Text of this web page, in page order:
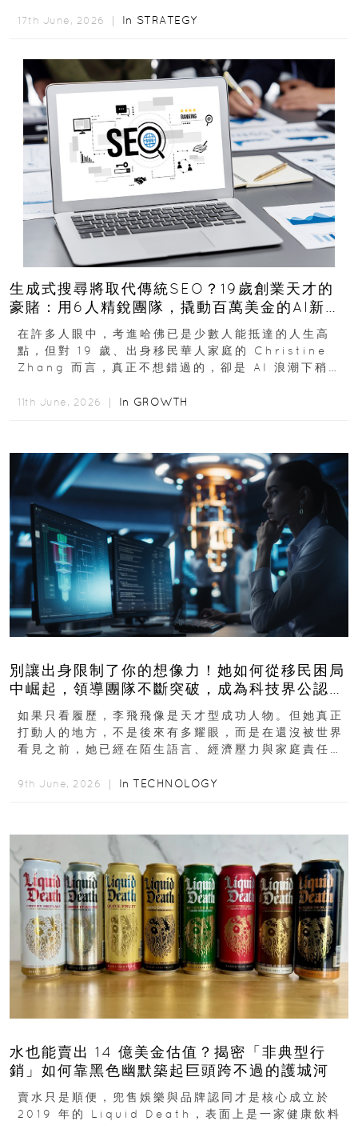
17th June, 2026 ｜ In STRATEGY
生成式搜尋將取代傳統SEO？19歲創業天才的
豪賭：用6人精銳團隊，撬動百萬美金的AI新商
機
在許多人眼中，考進哈佛已是少數人能抵達的人生高
點，但對 19 歲、出身移民華人家庭的 Christine
Zhang 而言，真正不想錯過的，卻是 AI 浪潮下稍縱
11th June, 2026 ｜ In GROWTH
別讓出身限制了你的想像力！她如何從移民困局
中崛起，領導團隊不斷突破，成為科技界公認的
「教母」？
如果只看履歷，李飛飛像是天才型成功人物。但她真正
打動人的地方，不是後來有多耀眼，而是在還沒被世界
看見之前，她已經在陌生語言、經濟壓力與家庭責任之
西...
9th June, 2026 ｜ In TECHNOLOGY
水也能賣出 14 億美金估值？揭密「非典型行
銷」如何靠黑色幽默築起巨頭跨不過的護城河
賣水只是順便，兜售娛樂與品牌認同才是核心成立於
2019 年的 Liquid Death，表面上是一家健康飲料